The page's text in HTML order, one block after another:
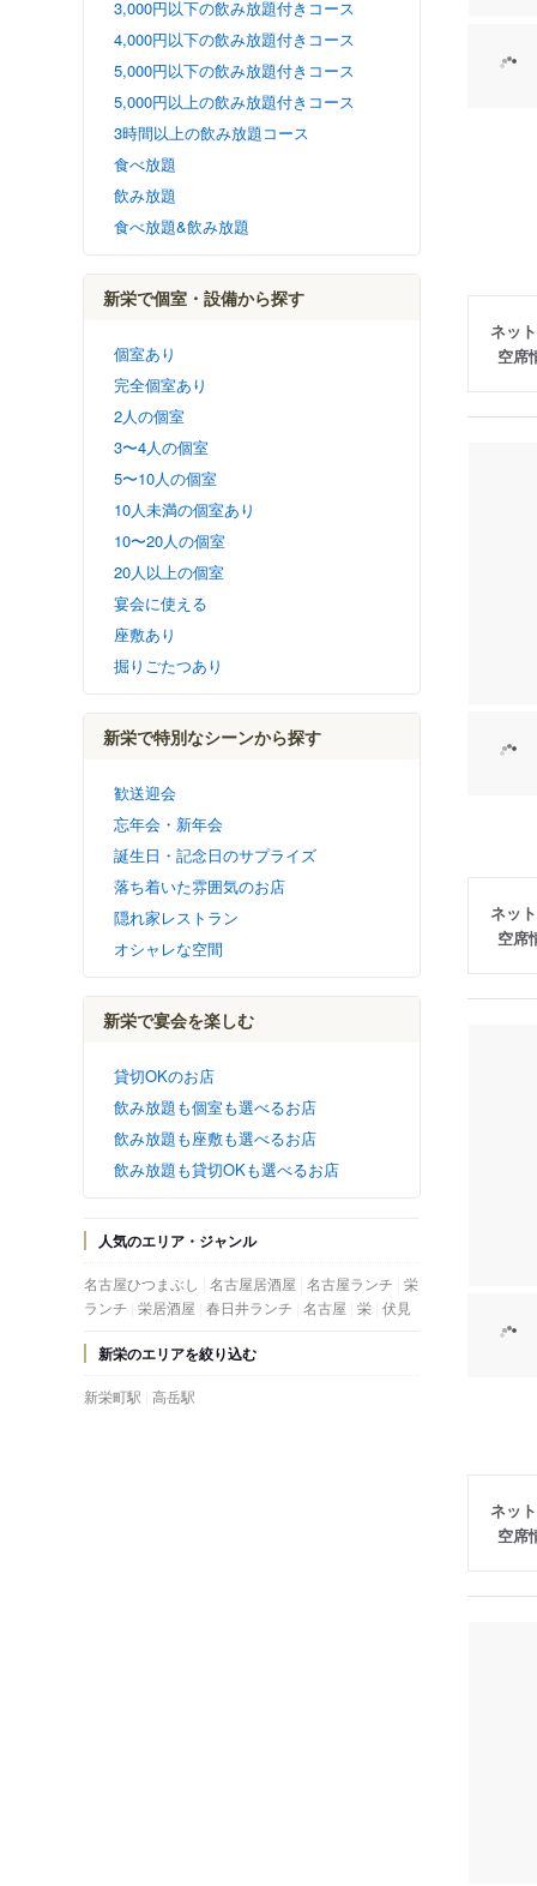
3,000円以下の飲み放題付きコース
4,000円以下の飲み放題付きコース
5,000円以下の飲み放題付きコース
5,000円以上の飲み放題付きコース
3時間以上の飲み放題コース
食べ放題
飲み放題
食べ放題&飲み放題
新栄で個室・設備から探す
個室あり
完全個室あり
2人の個室
3〜4人の個室
5〜10人の個室
10人未満の個室あり
10〜20人の個室
20人以上の個室
宴会に使える
座敷あり
掘りごたつあり
新栄で特別なシーンから探す
歓送迎会
忘年会・新年会
誕生日・記念日のサプライズ
落ち着いた雰囲気のお店
隠れ家レストラン
オシャレな空間
新栄で宴会を楽しむ
貸切OKのお店
飲み放題も個室も選べるお店
飲み放題も座敷も選べるお店
飲み放題も貸切OKも選べるお店
人気のエリア・ジャンル
名古屋ひつまぶし 名古屋居酒屋 名古屋ランチ 栄
ランチ 栄居酒屋 春日井ランチ 名古屋 栄 伏見
新栄のエリアを絞り込む
新栄町駅 高岳駅
ネッ
空席
ネッ
空席
ネッ
空席